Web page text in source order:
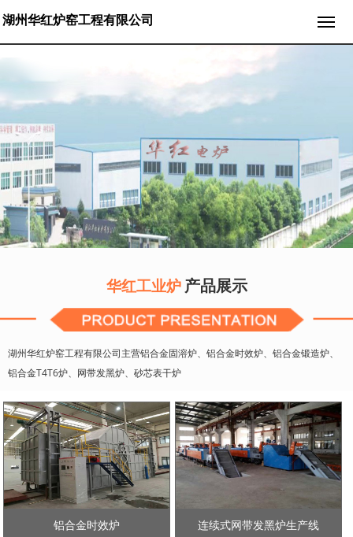
湖州华红炉窑工程有限公司
华红工业炉 产品展示
湖州华红炉窑工程有限公司主营铝合金固溶炉、铝合金时效炉、铝合金锻造炉、
铝合金T4T6炉、网带发黑炉、砂芯表干炉
铝合金时效炉 连续式网带发黑炉生产线